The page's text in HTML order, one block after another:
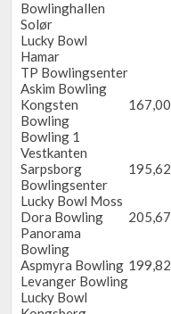
Bowlinghallen
Solør
Lucky Bowl
Hamar
TP Bowlingsenter
Askim Bowling
Kongsten
Bowling
167,00
Bowling 1
Vestkanten
Sarpsborg
Bowlingsenter
195,62
Lucky Bowl Moss
Dora Bowling
205,67
Panorama
Bowling
Aspmyra Bowling 199,82
Levanger Bowling
Lucky Bowl